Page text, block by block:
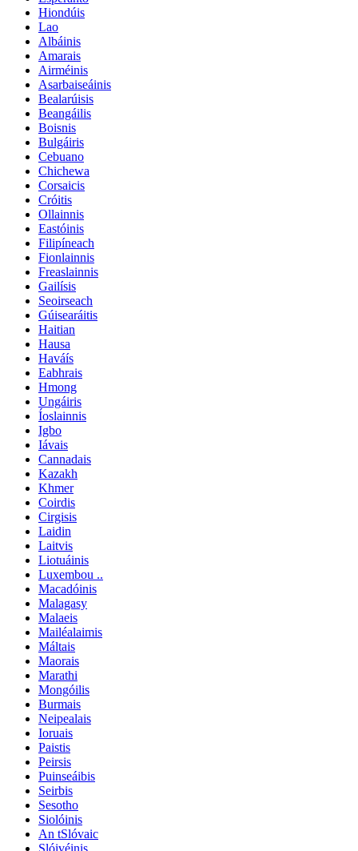
Hiondúis
Lao
Albáinis
Amarais
Airméinis
Asarbaiseáinis
Bealarúisis
Beangáilis
Boisnis
Bulgáiris
Cebuano
Chichewa
Corsaicis
Cróitis
Ollainnis
Eastóinis
Filipíneach
Fionlainnis
Freaslainnis
Gailísis
Seoirseach
Gúisearáitis
Haitian
Hausa
Haváís
Eabhrais
Hmong
Ungáiris
Íoslainnis
Igbo
Iávais
Cannadais
Kazakh
Khmer
Coirdis
Cirgisis
Laidin
Laitvis
Liotuáinis
Luxembou ..
Macadóinis
Malagasy
Malaeis
Mailéalaimis
Máltais
Maorais
Marathi
Mongóilis
Burmais
Neipealais
Ioruais
Paistis
Peirsis
Puinseáibis
Seirbis
Sesotho
Siolóinis
An tSlóvaic
Slóivéinis